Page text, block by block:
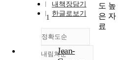
내책장담기
한글로보기
정확도순
정확도
내림차순
1
Jean-
도 높
은 자
료